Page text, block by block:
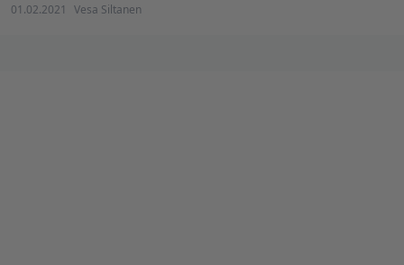
01.02.2021 Vesa Siltanen